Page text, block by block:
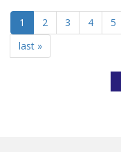
1 2 3 4 5
last »